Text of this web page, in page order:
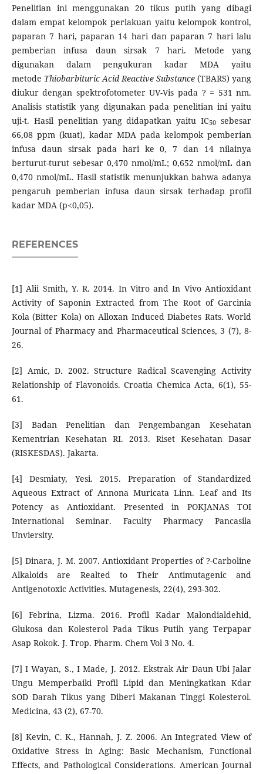
Penelitian ini menggunakan 20 tikus putih yang dibagi
dalam empat kelompok perlakuan yaitu kelompok kontrol,
paparan 7 hari, paparan 14 hari dan paparan 7 hari lalu
pemberian infusa daun sirsak 7 hari. Metode yang
digunakan dalam pengukuran kadar MDA yaitu
metode Thiobarbituric Acid Reactive Substance (TBARS) yang
diukur dengan spektrofotometer UV-Vis pada ? = 531 nm.
Analisis statistik yang digunakan pada penelitian ini yaitu
uji-t. Hasil penelitian yang didapatkan yaitu IC50 sebesar
66,08 ppm (kuat), kadar MDA pada kelompok pemberian
infusa daun sirsak pada hari ke 0, 7 dan 14 nilainya
berturut-turut sebesar 0,470 nmol/mL; 0,652 nmol/mL dan
0,470 nmol/mL. Hasil statistik menunjukkan bahwa adanya
pengaruh pemberian infusa daun sirsak terhadap profil
kadar MDA (p<0,05).
REFERENCES
[1] Alii Smith, Y. R. 2014. In Vitro and In Vivo Antioxidant
Activity of Saponin Extracted from The Root of Garcinia
Kola (Bitter Kola) on Alloxan Induced Diabetes Rats. World
Journal of Pharmacy and Pharmaceutical Sciences, 3 (7), 8-
26.
[2] Amic, D. 2002. Structure Radical Scavenging Activity
Relationship of Flavonoids. Croatia Chemica Acta, 6(1), 55-
61.
[3] Badan Penelitian dan Pengembangan Kesehatan
Kementrian Kesehatan RI. 2013. Riset Kesehatan Dasar
(RISKESDAS). Jakarta.
[4] Desmiaty, Yesi. 2015. Preparation of Standardized
Aqueous Extract of Annona Muricata Linn. Leaf and Its
Potency as Antioxidant. Presented in POKJANAS TOI
International Seminar. Faculty Pharmacy Pancasila
Unviersity.
[5] Dinara, J. M. 2007. Antioxidant Properties of ?-Carboline
Alkaloids are Realted to Their Antimutagenic and
Antigenotoxic Activities. Mutagenesis, 22(4), 293-302.
[6] Febrina, Lizma. 2016. Profil Kadar Malondialdehid,
Glukosa dan Kolesterol Pada Tikus Putih yang Terpapar
Asap Rokok. J. Trop. Pharm. Chem Vol 3 No. 4.
[7] I Wayan, S., I Made, J. 2012. Ekstrak Air Daun Ubi Jalar
Ungu Memperbaiki Profil Lipid dan Meningkatkan Kdar
SOD Darah Tikus yang Diberi Makanan Tinggi Kolesterol.
Medicina, 43 (2), 67-70.
[8] Kevin, C. K., Hannah, J. Z. 2006. An Integrated View of
Oxidative Stress in Aging: Basic Mechanism, Functional
Effects, and Pathological Considerations. American Journal